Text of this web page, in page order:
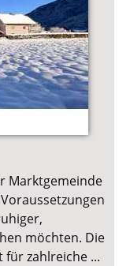
Marktgemeinde
möchten. Die
zahlreiche ...